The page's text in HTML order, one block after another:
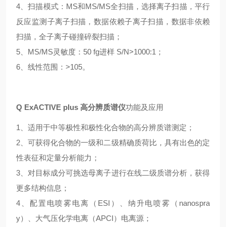
4、扫描模式：MS和MS/MS全扫描，选择离子扫描，平行
反应监测子离子扫描，数据依赖子离子扫描，数据非依赖
扫描，全子离子碰撞碎裂扫描；
5、MS/MS灵敏度：50 fg进样 S/N>1000:1；
6、线性范围：>105。
Q ExACTIVE plus 高分辨质谱仪功能及应用
1、适用于中等极性和极性化合物的高分辨质谱测定；
2、可获得化合物的一级和二级精确质荷比，具有出色的定
性表征和定量分析能力；
3、对目标成分可挑选母离子进行在线二级质谱分析，获得
更多结构信息；
4、配置电喷雾电离（ESI）、纳升电喷雾（nanospra
y）、大气压化学电离（APCI）电离源；